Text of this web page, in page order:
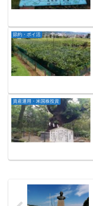
節約・ポイ活
資産運用・米国株投資